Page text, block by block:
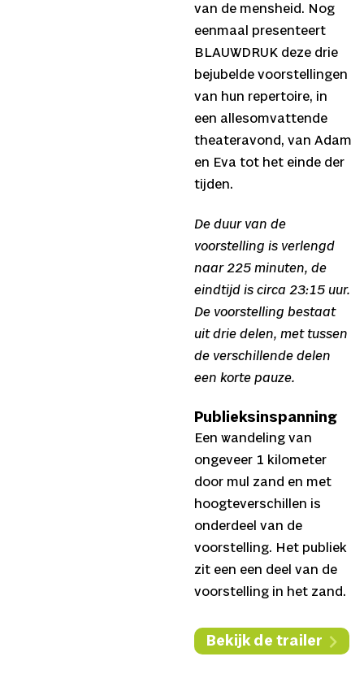
van de mensheid. Nog
eenmaal presenteert
BLAUWDRUK deze drie
bejubelde voorstellingen
van hun repertoire, in
een allesomvattende
theateravond, van Adam
en Eva tot het einde der
tijden.
De duur van de
voorstelling is verlengd
naar 225 minuten, de
eindtijd is circa 23:15 uur.
De voorstelling bestaat
uit drie delen, met tussen
de verschillende delen
een korte pauze.
Publieksinspanning
Een wandeling van
ongeveer 1 kilometer
door mul zand en met
hoogteverschillen is
onderdeel van de
voorstelling. Het publiek
zit een een deel van de
voorstelling in het zand.
Bekijk de trailer